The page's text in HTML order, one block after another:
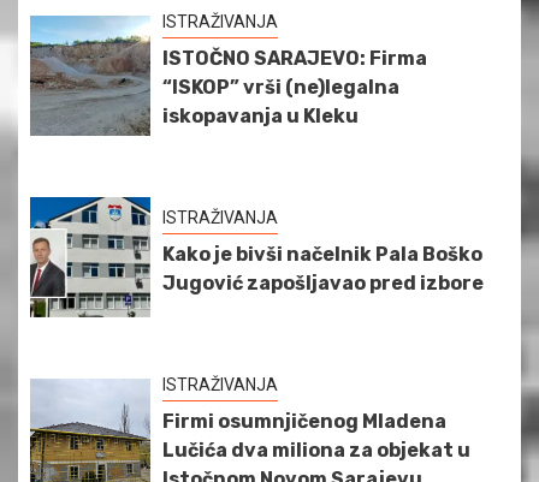
ISTRAŽIVANJA
ISTOČNO SARAJEVO: Firma
“ISKOP” vrši (ne)legalna
iskopavanja u Kleku
ISTRAŽIVANJA
Kako je bivši načelnik Pala Boško
Jugović zapošljavao pred izbore
ISTRAŽIVANJA
Firmi osumnjičenog Mladena
Lučića dva miliona za objekat u